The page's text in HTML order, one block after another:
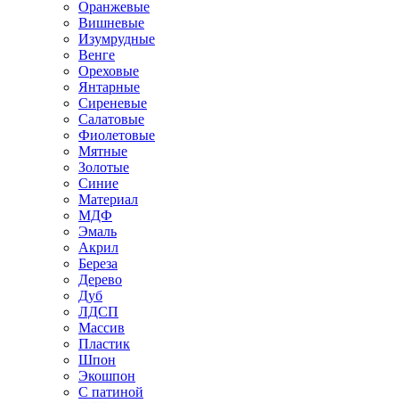
Оранжевые
Вишневые
Изумрудные
Венге
Ореховые
Янтарные
Сиреневые
Салатовые
Фиолетовые
Мятные
Золотые
Синие
Материал
МДФ
Эмаль
Акрил
Береза
Дерево
Дуб
ЛДСП
Массив
Пластик
Шпон
Экошпон
С патиной